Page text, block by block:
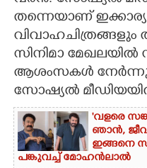
ZOOM
CONTACT US
തന്നെയാണ്
വിവാഹചിത്രങ്ങളും
സിനിമാ മേഖലയിൽ
ആശംസകൾ നേർന്നു.
സോഷ്യൽ
'വളരെ
ഞാൻ,
ഇങ്ങനെ
പങ്കുവച്ച് മോഹൻലാൽ